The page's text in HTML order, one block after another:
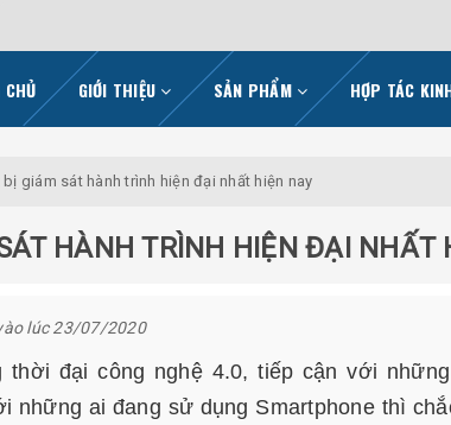
CHỦ GIỚI THIỆU SẢN PHẨM HỢP TÁC
bị giám sát hành trình hiện đại nhất hiện nay
HÀNH TRÌNH HIỆN ĐẠI NHẤT
lúc 23/07/2020
thời đại công nghệ 4.0, tiếp cận với
những ai đang sử dụng Smartphone thì